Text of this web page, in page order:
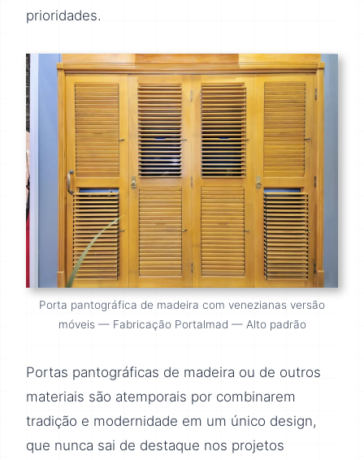
prioridades.
Porta pantográfica de madeira com venezianas versão
móveis — Fabricação Portalmad — Alto padrão
Portas pantográficas de madeira ou de outros
materiais são atemporais por combinarem
tradição e modernidade em um único design,
que nunca sai de destaque nos projetos